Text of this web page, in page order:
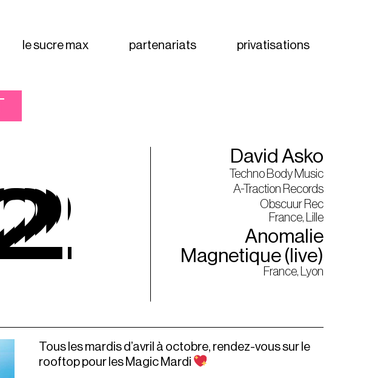
le sucre max partenariats privatisations
David Asko
Techno Body Music
A-Traction Records
Obscuur Rec
France, Lille
Anomalie
Magnetique (live)
France, Lyon
Tous les mardis d’avril à octobre, rendez-vous sur le
rooftop pour les Magic Mardi